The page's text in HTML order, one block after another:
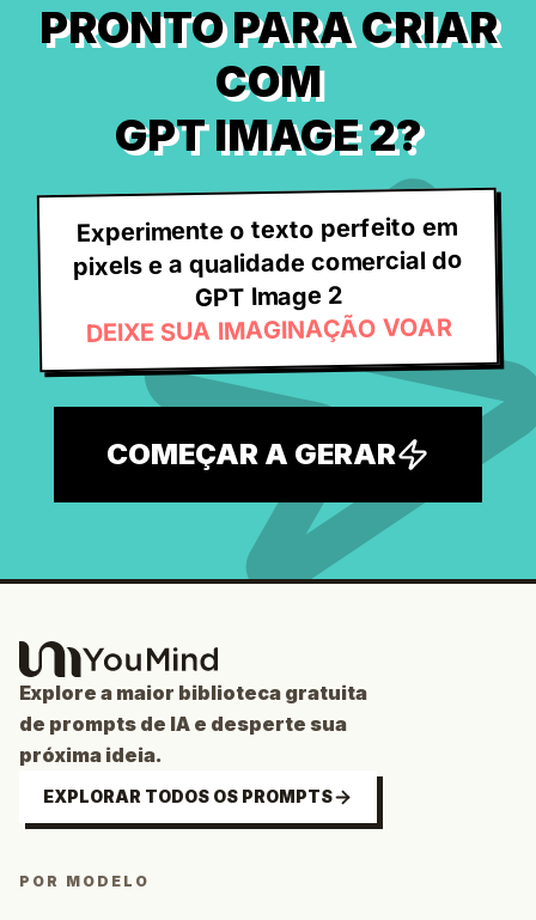
PRONTO PARA CRIAR
COM
GPT IMAGE 2?
Experimente o texto perfeito em
pixels e a qualidade comercial do
GPT Image 2
DEIXE SUA IMAGINAÇÃO VOAR
COMEÇAR A GERAR
Explore a maior biblioteca gratuita
de prompts de IA e desperte sua
próxima ideia.
EXPLORAR TODOS OS PROMPTS
POR MODELO